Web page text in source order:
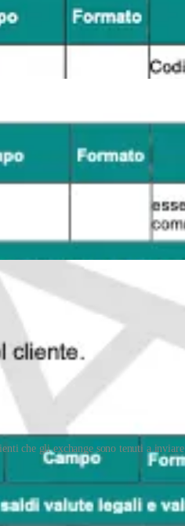
che gli exchange sono tenuti a
è oggi considerata quasi